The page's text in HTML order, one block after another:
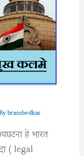
brambedkar
हे भारत
( legal